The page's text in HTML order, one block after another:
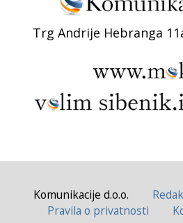
Trg Andrije Hebranga
Komunikacije d.o.o.
Pravila o privatnosti